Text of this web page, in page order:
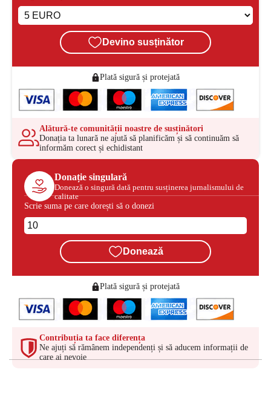
Devino susținător
Plată sigură și protejată
Alătură-te comunității noastre de susținători
Donația ta lunară ne ajută să planificăm și să continuăm să
informăm corect și echidistant
Donație singulară
Donează o singură dată pentru susținerea jurnalismului de
calitate
Scrie suma pe care dorești să o donezi
Donează
Plată sigură și protejată
Contribuția ta face diferența
Ne ajuți să rămânem independenți și să aducem informații de
care ai nevoie